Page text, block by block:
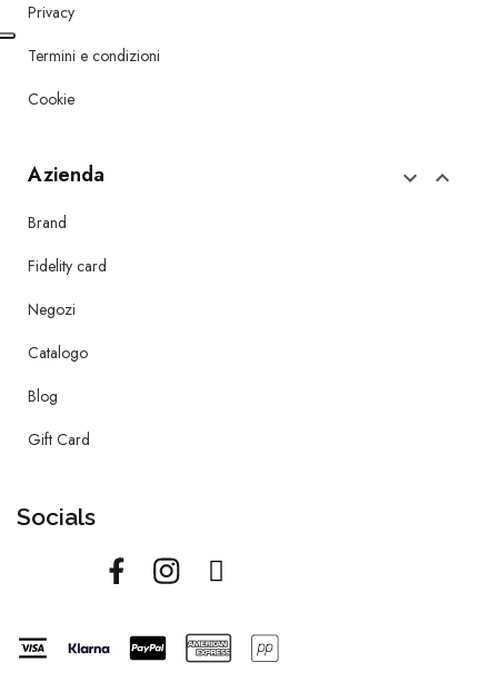
Privacy
Termini e condizioni
Cookie
Azienda  
Brand
Fidelity card
Negozi
Catalogo
Blog
Gift Card
Socials